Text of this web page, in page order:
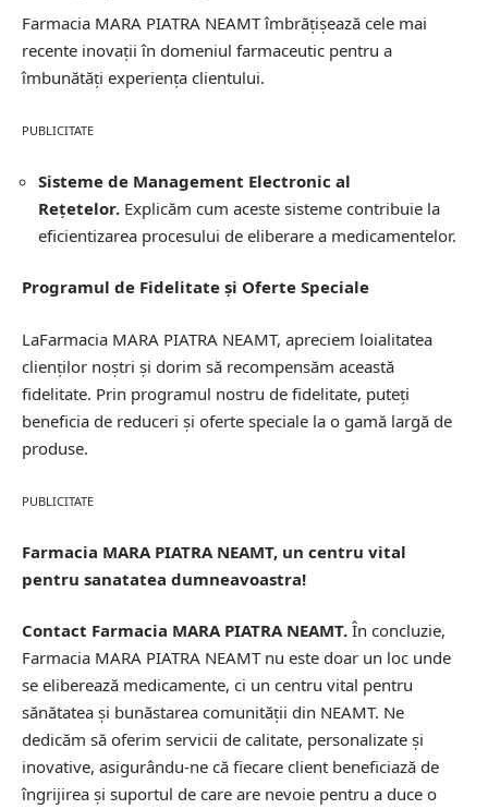
Farmacia MARA PIATRA NEAMT îmbrățișează cele mai
recente inovații în domeniul farmaceutic pentru a
îmbunătăți experiența clientului.
PUBLICITATE
Sisteme de Management Electronic al
Rețetelor. Explicăm cum aceste sisteme contribuie la
eficientizarea procesului de eliberare a medicamentelor.
Programul de Fidelitate și Oferte Speciale
LaFarmacia MARA PIATRA NEAMT, apreciem loialitatea
clienților noștri și dorim să recompensăm această
fidelitate. Prin programul nostru de fidelitate, puteți
beneficia de reduceri și oferte speciale la o gamă largă de
produse.
PUBLICITATE
Farmacia MARA PIATRA NEAMT, un centru vital
pentru sanatatea dumneavoastra!
Contact Farmacia MARA PIATRA NEAMT. În concluzie,
Farmacia MARA PIATRA NEAMT nu este doar un loc unde
se eliberează medicamente, ci un centru vital pentru
sănătatea și bunăstarea comunității din NEAMT. Ne
dedicăm să oferim servicii de calitate, personalizate și
inovative, asigurându-ne că fiecare client beneficiază de
îngrijirea și suportul de care are nevoie pentru a duce o